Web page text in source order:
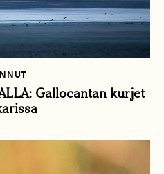
Gallocantan kurjet